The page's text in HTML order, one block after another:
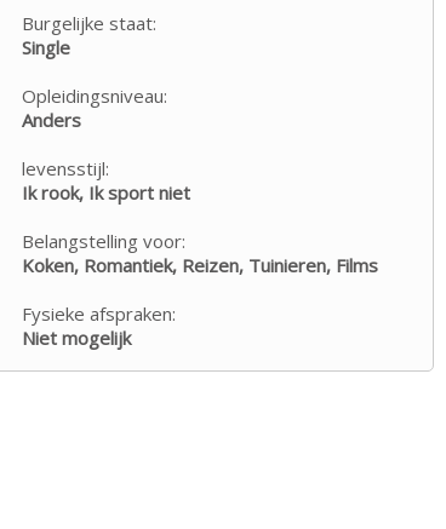
Burgelijke staat:
Single
Opleidingsniveau:
Anders
levensstijl:
Ik rook, Ik sport niet
Belangstelling voor:
Koken, Romantiek, Reizen, Tuinieren, Films
Fysieke afspraken:
Niet mogelijk